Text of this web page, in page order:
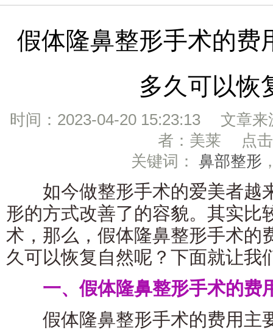
假体隆鼻整形手术的费
多久可以恢
时间：2023-04-20 15:23:13 文章来
者：美莱 点击
关键词： 鼻部整形
如今做整形手术的爱美者越
形的方式改善了的容貌。其实比
术，那么，假体隆鼻整形手术的
久可以恢复自然呢？下面就让我
一、假体隆鼻整形手术的费
假体隆鼻整形手术的费用主